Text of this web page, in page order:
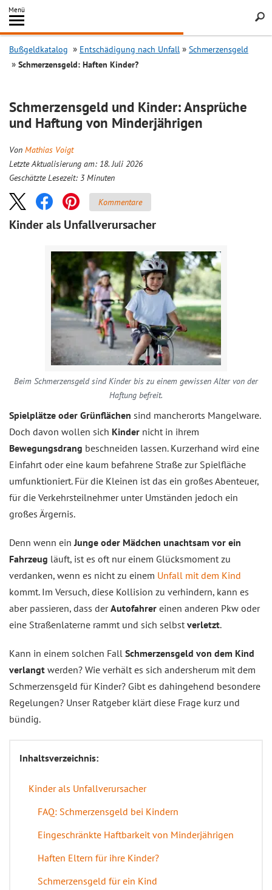
Inhalt
springen
Menü
Search
Bußgeldkatalog Entschädigung nach Unfall
Schmerzensgeld
Schmerzensgeld: Haften Kinder?
Schmerzensgeld und Kinder: Ansprüche
und Haftung von Minderjährigen
Von Mathias Voigt
Letzte Aktualisierung am: 18. Juli 2026
Geschätzte Lesezeit: 3 Minuten
Kommentare
Kinder als Unfallverursacher
Beim Schmerzensgeld sind Kinder bis zu einem gewissen Alter von der
Haftung befreit.
Spielplätze oder Grünflächen sind mancherorts Mangelware.
Doch davon wollen sich Kinder nicht in ihrem
Bewegungsdrang beschneiden lassen. Kurzerhand wird eine
Einfahrt oder eine kaum befahrene Straße zur Spielfläche
umfunktioniert. Für die Kleinen ist das ein großes Abenteuer,
für die Verkehrsteilnehmer unter Umständen jedoch ein
großes Ärgernis.
Denn wenn einJunge oder Mädchen unachtsam vor ein
Fahrzeug läuft, ist es oft nur einem Glücksmoment zu
verdanken, wenn es nicht zu einem Unfall mit dem Kind
kommt. Im Versuch, diese Kollision zu verhindern, kann es
aber passieren, dass derAutofahrer einen anderen Pkw oder
eine Straßenlaterne rammt und sich selbst verletzt.
Kann in einem solchen Fall Schmerzensgeld von dem Kind
verlangt werden? Wie verhält es sich andersherum mit dem
Schmerzensgeld für Kinder? Gibt es dahingehend besondere
Regelungen? Unser Ratgeber klärt diese Frage kurz und
bündig.
Inhaltsverzeichnis:
Kinder als Unfallverursacher
FAQ: Schmerzensgeld bei Kindern
Eingeschränkte Haftbarkeit von Minderjährigen
Haften Eltern für ihre Kinder?
Schmerzensgeld für ein Kind